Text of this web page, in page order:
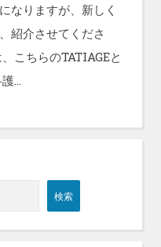
なりますが、新しく
紹介させてくださ
こちらのTATIAGEと
…
検索